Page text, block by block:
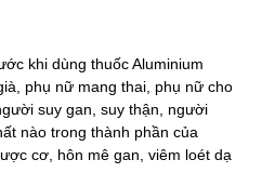
khi dùng thuốc Aluminium
phụ nữ mang thai, phụ nữ cho
suy gan, suy thận, người
nào trong thành phần của
cơ, hôn mê gan, viêm loét dạ